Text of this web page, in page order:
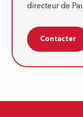
directeur de
Contacter